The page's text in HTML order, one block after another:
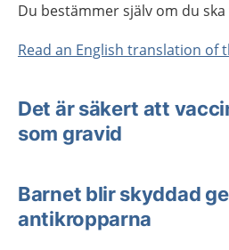
Du bestämmer själv om du
Read an English translation of
Det är säkert att
som gravid
Barnet blir skyddad
antikropparna